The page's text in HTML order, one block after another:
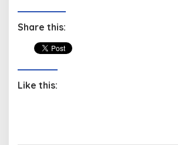
Share this:
Like this: